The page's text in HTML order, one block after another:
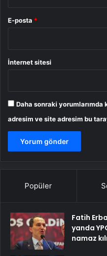
E-posta *
İnternet sitesi
Daha sonraki yorumlarımda
adresim ve site adresim bu
Popüler
Fatih
yanda
namaz